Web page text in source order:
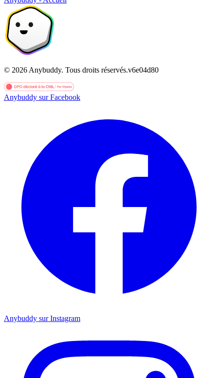
© 2026 Anybuddy. Tous droits réservés.v6e04d80
Anybuddy sur Facebook
Anybuddy sur Instagram